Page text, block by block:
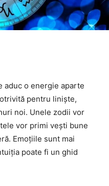
aduc o energie aparte
pentru liniște,
noi. Unele zodii vor
vor primi vești bune
Emoțiile sunt mai
poate fi un ghid